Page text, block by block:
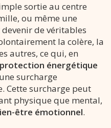
sortie au centre
ou même une
de véritables
la colère, la
autres, ce qui, en
protection énergétique
surcharge
Cette surcharge peut
physique que mental,
être émotionnel.